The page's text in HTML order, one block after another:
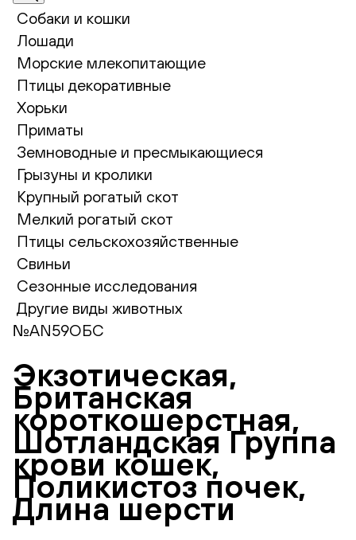
Собаки и кошки
Лошади
Морские млекопитающие
Птицы декоративные
Хорьки
Приматы
Земноводные и пресмыкающиеся
Грызуны и кролики
Крупный рогатый скот
Мелкий рогатый скот
Птицы сельскохозяйственные
Свиньи
Сезонные исследования
Другие виды животных
№AN59ОБС
Экзотическая,
Британская
короткошерстная,
Шотландская Группа
крови кошек,
Поликистоз почек,
Длина шерсти